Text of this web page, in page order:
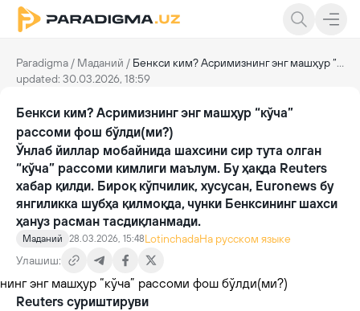
Paradigma / Маданий / Бенкси ким? Асримизнинг энг машҳур “кўча” рассоми фош бўлди(ми?)
updated: 30.03.2026, 18:59
Бенкси ким? Асримизнинг энг машҳур “кўча”
рассоми фош бўлди(ми?)
Ўнлаб йиллар мобайнида шахсини сир тута олган
“кўча” рассоми кимлиги маълум. Бу ҳақда Reuters
хабар қилди. Бироқ кўпчилик, хусусан, Euronews бу
янгиликка шубҳа қилмоқда, чунки Бенксининг шахси
ҳануз расман тасдиқланмади.
Маданий 28.03.2026, 15:48LotinchadaНа русском языке
Улашиш:
Reuters суриштируви